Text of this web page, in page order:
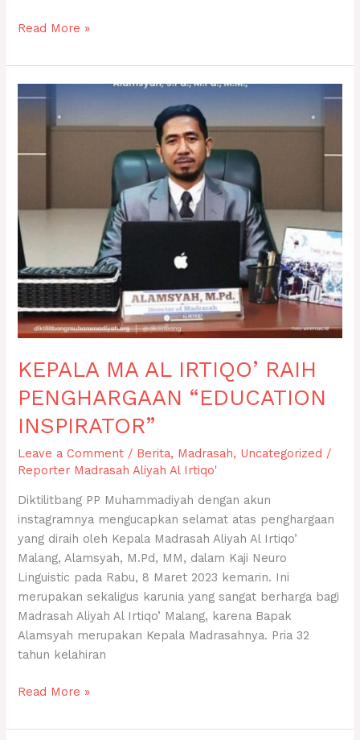
Read More »
KEPALA MA AL IRTIQO’ RAIH
PENGHARGAAN “EDUCATION
INSPIRATOR”
Leave a Comment / Berita, Madrasah, Uncategorized /
Reporter Madrasah Aliyah Al Irtiqo'
Diktilitbang PP Muhammadiyah dengan akun
instagramnya mengucapkan selamat atas penghargaan
yang diraih oleh Kepala Madrasah Aliyah Al Irtiqo’
Malang, Alamsyah, M.Pd, MM, dalam Kaji Neuro
Linguistic pada Rabu, 8 Maret 2023 kemarin. Ini
merupakan sekaligus karunia yang sangat berharga bagi
Madrasah Aliyah Al Irtiqo’ Malang, karena Bapak
Alamsyah merupakan Kepala Madrasahnya. Pria 32
tahun kelahiran
IRTIQO’
“EDUCATION
INSPIRATOR”
Read More »